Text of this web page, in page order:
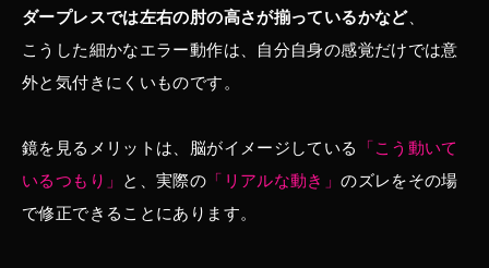
ダープレスでは左右の肘の高さが揃っているかなど、
こうした細かなエラー動作は、自分自身の感覚だけでは意
外と気付きにくいものです。
鏡を見るメリットは、脳がイメージしている
「こう動いて
いるつもり」
と、実際の 「リアルな動き」のズレをその場
で修正できることにあります。